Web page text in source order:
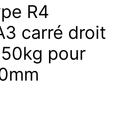
R4
carré droit
pour